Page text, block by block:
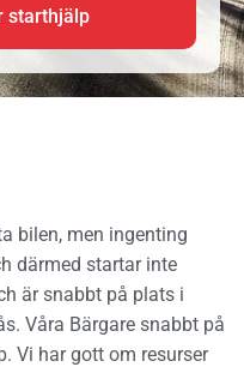
starthjälp
bilen, men ingenting
därmed startar inte
är snabbt på plats i
Våra Bärgare snabbt på
Vi har gott om resurser